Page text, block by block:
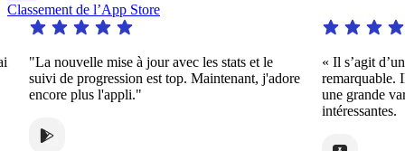
Classement de l’App Store
"La nouvelle mise à jour avec les stats et le
suivi de progression est top. Maintenant, j'adore
encore plus l'appli."
« Il s’agit d’une
remarquable. Il
une grande
intéressantes.